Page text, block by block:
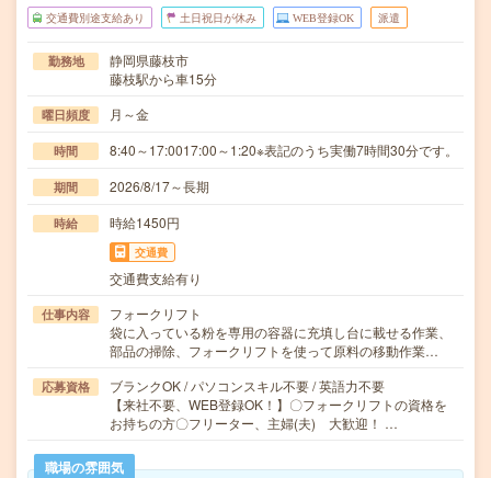
交通費別途支給あり 土日祝日が休み WEB登録OK 派遣
勤務地
静岡県藤枝市
藤枝駅から車15分
曜日頻度 月～金
時間 8:40～17:0017:00～1:20※表記のうち実働7時間30分です。
期間 2026/8/17～長期
時給 時給1450円
交通費
交通費支給有り
仕事内容
フォークリフト
袋に入っている粉を専用の容器に充填し台に載せる作業、
部品の掃除、フォークリフトを使って原料の移動作業…
応募資格
ブランクOK / パソコンスキル不要 / 英語力不要
【来社不要、WEB登録OK！】〇フォークリフトの資格を
お持ちの方〇フリーター、主婦(夫) 大歓迎！ …
職場の雰囲気